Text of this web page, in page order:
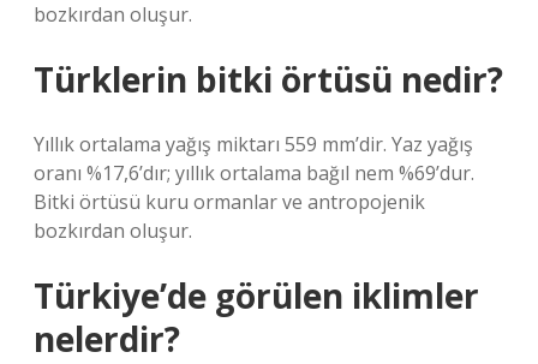
bozkırdan oluşur.
Türklerin bitki örtüsü nedir?
Yıllık ortalama yağış miktarı 559 mm’dir. Yaz yağış
oranı %17,6’dır; yıllık ortalama bağıl nem %69’dur.
Bitki örtüsü kuru ormanlar ve antropojenik
bozkırdan oluşur.
Türkiye’de görülen iklimler
nelerdir?